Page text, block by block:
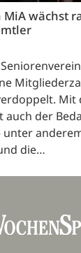
wächst
Mit
auch der
die…